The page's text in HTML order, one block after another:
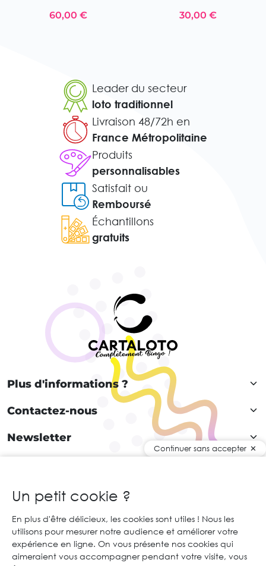
60,00 €
30,00 €
Leader du secteur
loto traditionnel
Livraison 48/72h en
France Métropolitaine
Produits
personnalisables
Satisfait ou
Remboursé
Échantillons
gratuits
Plus d'informations ?
Contactez-nous
Newsletter
FR
© 2026 Cartaloto. Tous droits réservés.
Agence web Creabilis
Mentions légales et CGU
Continuer sans accepter
Un petit cookie ?
En plus d'être délicieux, les cookies sont utiles ! Nous les
utilisons pour mesurer notre audience et améliorer votre
expérience en ligne. On vous présente nos cookies qui
aimeraient vous accompagner pendant votre visite, vous